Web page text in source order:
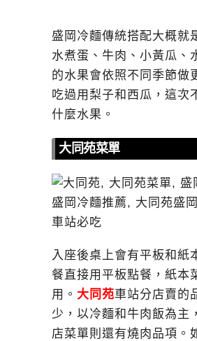
盛岡冷麵傳統搭配大概就
水煮蛋、牛肉、小黃瓜、
的水果會依照不同季節做
吃過用梨子和西瓜，這次
什麼水果。
大同苑菜單
入座後桌上會有平板和紙
餐直接用平板點餐，紙本
用。 大同苑車站分店賣的
少，以冷麵和牛肉飯為主
店菜單則還有燒肉品項。